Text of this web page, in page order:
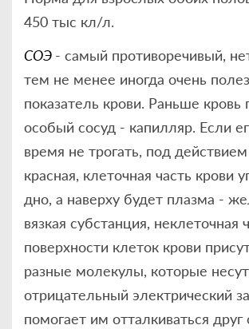
450 тыс кл/л.
СОЭ - самый противоречивый,
тем не менее иногда очень
показатель крови. Раньше
особый сосуд - капилляр. Если
время не трогать, под
красная, клеточная часть крови
дно, а наверху будет плазма -
вязкая субстанция, неклеточная
поверхности клеток крови
разные молекулы, которые
отрицательный электрический
помогает им отталкиваться друг